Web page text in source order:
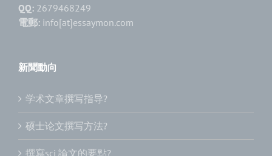
QQ: 2679468249
電郵: info[at]essaymon.com
新聞動向
学术文章撰写指导?
硕士论文撰写方法?
撰寫sci 論文的要點?